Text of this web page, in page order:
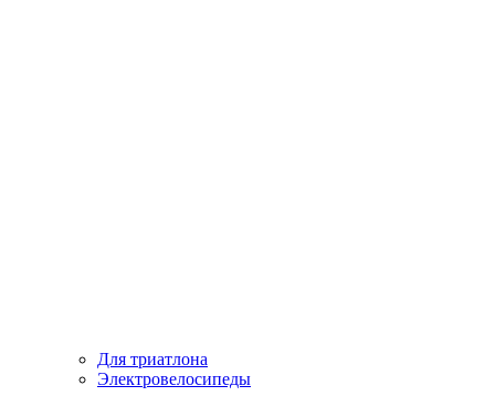
Для триатлона
Электровелосипеды